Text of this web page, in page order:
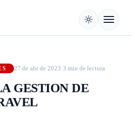
27 de abr de 2023·3 min de lectura
GESTION DE